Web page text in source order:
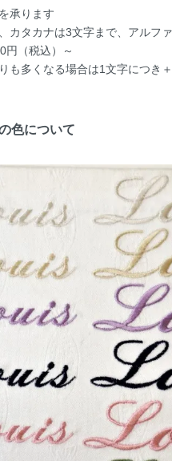
承ります
カタカナは3文字まで、アルフ
（税込）～
も多くなる場合は1文字につき
色について